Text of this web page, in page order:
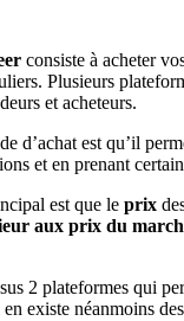
consiste à acheter
Plusieurs
et acheteurs.
d’achat est qu’il
et en prenant
est que le prix
aux prix du
2 plateformes qui
existe néanmoins